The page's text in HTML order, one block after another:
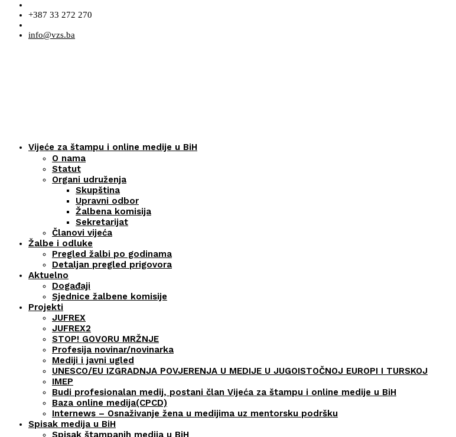
+387 33 272 270
info@vzs.ba
Vijeće za štampu i online medije u BiH
O nama
Statut
Organi udruženja
Skupština
Upravni odbor
Žalbena komisija
Sekretarijat
Članovi vijeća
Žalbe i odluke
Pregled žalbi po godinama
Detaljan pregled prigovora
Aktuelno
Događaji
Sjednice žalbene komisije
Projekti
JUFREX
JUFREX2
STOP! GOVORU MRŽNJE
Profesija novinar/novinarka
Mediji i javni ugled
UNESCO/EU IZGRADNJA POVJERENJA U MEDIJE U JUGOISTOČNOJ EUROPI I TURSKOJ
IMEP
Budi profesionalan medij, postani član Vijeća za štampu i online medije u BiH
Baza online medija(CPCD)
Internews – Osnaživanje žena u medijima uz mentorsku podršku
Spisak medija u BiH
Spisak štampanih medija u BiH